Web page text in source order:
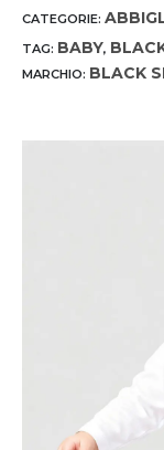
CATEGORIE:
TAG: BABY,
MARCHIO: BLACK